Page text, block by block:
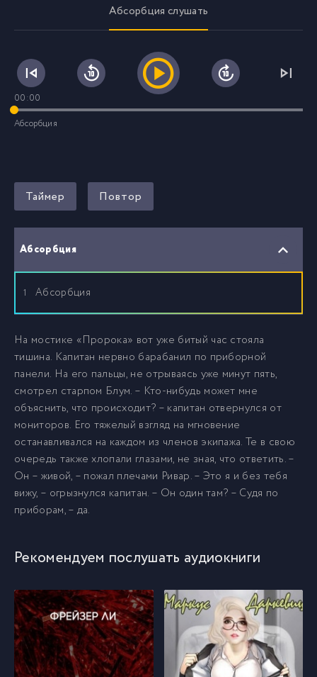
Абсорбция слушать
00:00
Абсорбция
Таймер Повтор
Абсорбция
1 Абсорбция
На мостике «Пророка» вот уже битый час стояла
тишина. Капитан нервно барабанил по приборной
панели. На его пальцы, не отрываясь уже минут пять,
смотрел старпом Блум. – Кто-нибудь может мне
объяснить, что происходит? – капитан отвернулся от
мониторов. Его тяжелый взгляд на мгновение
останавливался на каждом из членов экипажа. Те в свою
очередь также хлопали глазами, не зная, что ответить. –
Он – живой, – пожал плечами Ривар. – Это я и без тебя
вижу, – огрызнулся капитан. – Он один там? – Судя по
приборам, – да.
Рекомендуем послушать аудиокниги